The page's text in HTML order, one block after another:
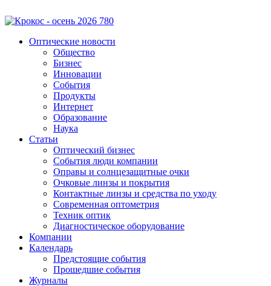
Оптические новости
Общество
Бизнес
Инновации
События
Продукты
Интернет
Образование
Наука
Статьи
Оптический бизнес
События люди компании
Оправы и солнцезащитные очки
Очковые линзы и покрытия
Контактные линзы и средства по уходу
Современная оптометрия
Техник оптик
Диагностическое оборудование
Компании
Календарь
Предстоящие события
Прошедшие события
Журналы